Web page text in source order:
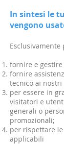
In sintesi le
vengono
Esclusivamente
fornire e
fornire
tecnico ai
per essere in
visitatori e
generali o
promozionali;
per rispettare
applicabili